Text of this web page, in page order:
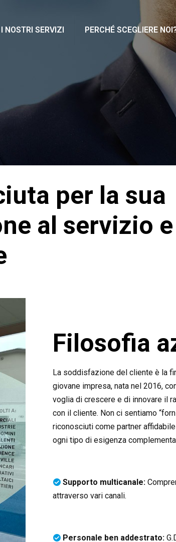
I NOSTRI SERVIZI PERCHÉ SCEGLIERE
per la sua
al servizio
Filosofia
La soddisfazione del cliente è la
giovane impresa, nata nel 2016,
voglia di crescere e di innovare il
con il cliente. Non ci sentiamo
riconosciuti come partner
ogni tipo di esigenza
Supporto multicanale:
attraverso vari canali.
Personale ben addestrato: